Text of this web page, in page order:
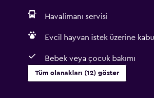
Havalimanı servisi
Evcil hayvan istek üzerine
Bebek veya çocuk bakımı
Tüm olanakları (12) göster